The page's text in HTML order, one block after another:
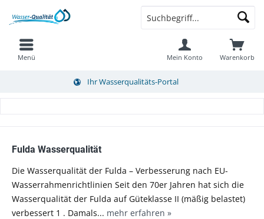
Menü Warenkorb
Mein Konto
Ihr Wasserqualitäts-Portal
Fulda Wasserqualität
Die Wasserqualität der Fulda – Verbesserung nach EU-
Wasserrahmenrichtlinien Seit den 70er Jahren hat sich die
Wasserqualität der Fulda auf Güteklasse II (mäßig belastet)
verbessert 1 . Damals... mehr erfahren »